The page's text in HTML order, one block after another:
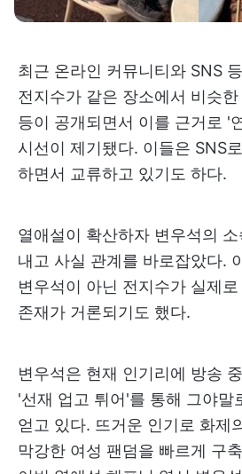
최근 온라인 커뮤니티와 SNS
전지수가 같은 장소에서 비슷
등이 공개되면서 이를 근거로 '
시선이 제기됐다. 이들은 SNS
하면서 교류하고 있기도 하다.
열애설이 확산하자 변우석의
내고 사실 관계를 바로잡았다.
변우석이 아닌 전지수가 실제
존재가 거론되기도 했다.
변우석은 현재 인기리에 방송
'선재 업고 튀어'를 통해 그야말
얻고 있다. 뜨거운 인기로 화제
막강한 여성 팬덤을 빠르게 구